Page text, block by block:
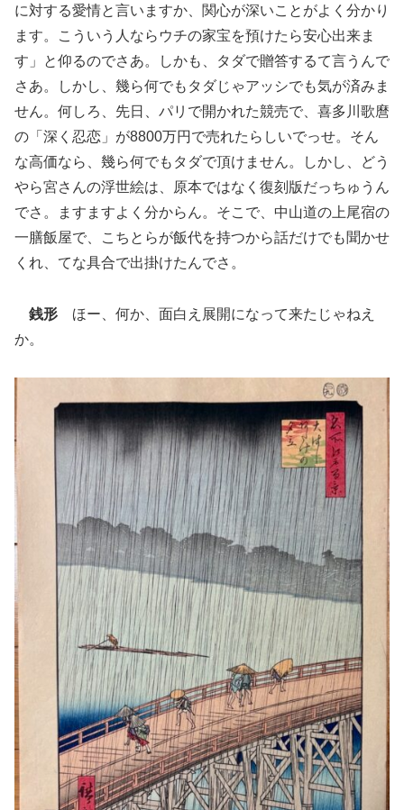
に対する愛情と言いますか、関心が深いことがよく分かり
ます。こういう人ならウチの家宝を預けたら安心出来ま
す」と仰るのでさあ。しかも、タダで贈答するて言うんで
さあ。しかし、幾ら何でもタダじゃアッシでも気が済みま
せん。何しろ、先日、パリで開かれた競売で、喜多川歌麿
の「深く忍恋」が8800万円で売れたらしいでっせ。そん
な高価なら、幾ら何でもタダで頂けません。しかし、どう
やら宮さんの浮世絵は、原本ではなく復刻版だっちゅうん
でさ。ますますよく分からん。そこで、中山道の上尾宿の
一膳飯屋で、こちとらが飯代を持つから話だけでも聞かせ
くれ、てな具合で出掛けたんでさ。
銭形 ほー、何か、面白え展開になって来たじゃねえ
か。